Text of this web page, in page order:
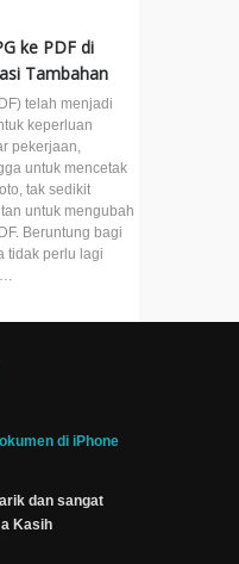
ke PDF di
Tambahan
telah menjadi
keperluan
pekerjaan,
untuk mencetak
tak sedikit
untuk mengubah
Beruntung bagi
tidak perlu lagi
di iPhone
dan sangat
Kasih